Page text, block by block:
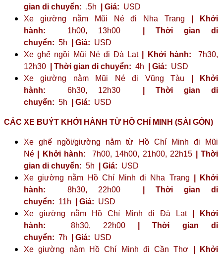
gian di chuyển: .5h | Giá: USD
Xe giường nằm Mũi Né đi Nha Trang
| Khởi
hành: 1h00, 13h00
| Thời gian di
chuyển: 5h | Giá: USD
Xe ghế ngồi Mũi Né đi Đà Lạt
| Khởi hành: 7h30,
12h30
| Thời gian di chuyển: 4h | Giá: USD
Xe giường nằm Mũi Né đi Vũng Tàu
| Khởi
hành: 6h30, 12h30
| Thời gian di
chuyển: 5h | Giá: USD
CÁC XE BUÝT KHỞI HÀNH TỪ HỒ CHÍ MINH (SÀI GÒN)
Xe ghế ngồi/giường nằm từ Hồ Chí Minh đi Mũi
Né
| Khởi hành: 7h00, 14h00, 21h00, 22h15
| Thời
gian di chuyển: 5h | Giá: USD
Xe giường nằm Hồ Chí Minh đi Nha Trang
| Khởi
hành: 8h30, 22h00
| Thời gian di
chuyển: 11h | Giá: USD
Xe giường nằm Hồ Chí Minh đi Đà Lạt
| Khởi
hành: 8h30, 22h00
| Thời gian di
chuyển: 7h | Giá: USD
Xe giường nằm Hồ Chí Minh đi Cần Thơ
| Khởi